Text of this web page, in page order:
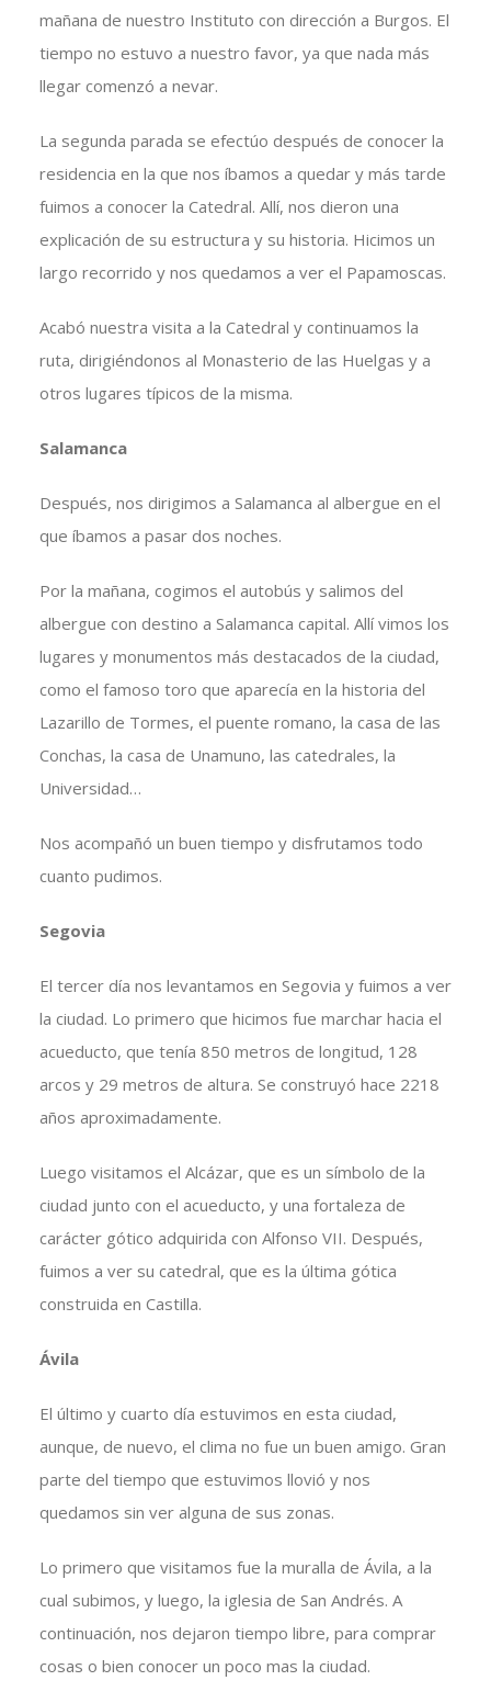
mañana de nuestro Instituto con dirección a Burgos. El
tiempo no estuvo a nuestro favor, ya que nada más
llegar comenzó a nevar.
La segunda parada se efectúo después de conocer la
residencia en la que nos íbamos a quedar y más tarde
fuimos a conocer la Catedral. Allí, nos dieron una
explicación de su estructura y su historia. Hicimos un
largo recorrido y nos quedamos a ver el Papamoscas.
Acabó nuestra visita a la Catedral y continuamos la
ruta, dirigiéndonos al Monasterio de las Huelgas y a
otros lugares típicos de la misma.
Salamanca
Después, nos dirigimos a Salamanca al albergue en el
que íbamos a pasar dos noches.
Por la mañana, cogimos el autobús y salimos del
albergue con destino a Salamanca capital. Allí vimos los
lugares y monumentos más destacados de la ciudad,
como el famoso toro que aparecía en la historia del
Lazarillo de Tormes, el puente romano, la casa de las
Conchas, la casa de Unamuno, las catedrales, la
Universidad…
Nos acompañó un buen tiempo y disfrutamos todo
cuanto pudimos.
Segovia
El tercer día nos levantamos en Segovia y fuimos a ver
la ciudad. Lo primero que hicimos fue marchar hacia el
acueducto, que tenía 850 metros de longitud, 128
arcos y 29 metros de altura. Se construyó hace 2218
años aproximadamente.
Luego visitamos el Alcázar, que es un símbolo de la
ciudad junto con el acueducto, y una fortaleza de
carácter gótico adquirida con Alfonso VII. Después,
fuimos a ver su catedral, que es la última gótica
construida en Castilla.
Ávila
El último y cuarto día estuvimos en esta ciudad,
aunque, de nuevo, el clima no fue un buen amigo. Gran
parte del tiempo que estuvimos llovió y nos
quedamos sin ver alguna de sus zonas.
Lo primero que visitamos fue la muralla de Ávila, a la
cual subimos, y luego, la iglesia de San Andrés. A
continuación, nos dejaron tiempo libre, para comprar
cosas o bien conocer un poco mas la ciudad.